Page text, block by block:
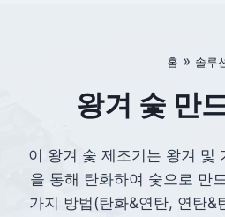
홈 » 솔루
왕겨 숯 만
이 왕겨 숯 제조기는 왕겨 및
을 통해 탄화하여 숯으로 만
가지 방법(탄화&연탄, 연탄&